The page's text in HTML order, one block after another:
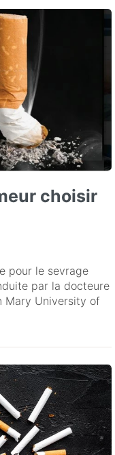
choisir
pour le sevrage
par la docteure
Mary University of